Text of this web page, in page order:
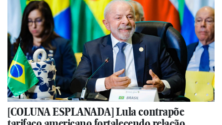
[COLUNA ESPLANADA] Lula contrapõe